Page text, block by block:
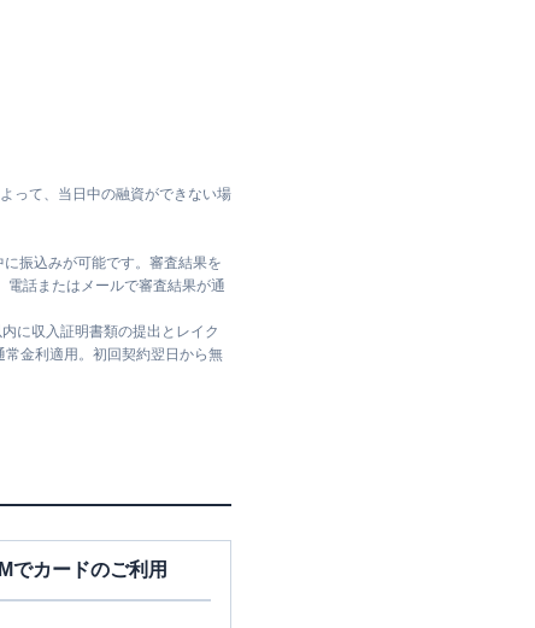
って、当日中の融資ができない場
振込みが可能です。審査結果を
話またはメールで審査結果が通
に収入証明書類の提出とレイク
金利適用。初回契約翌日から無
でカードのご利用